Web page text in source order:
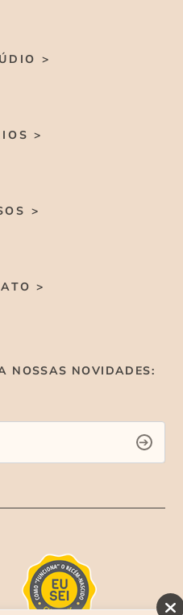
>
>
>
>
NOSSAS NOVIDADES: